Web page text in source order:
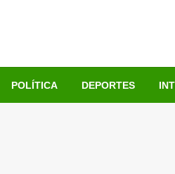
POLÍTICA DEPORTES